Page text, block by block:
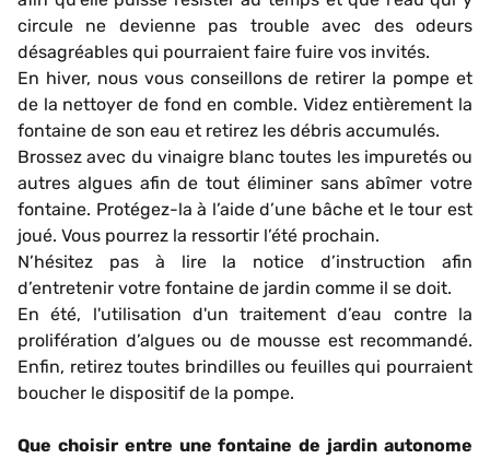
circule ne devienne pas trouble avec des odeurs
désagréables qui pourraient faire fuire vos invités.
En hiver, nous vous conseillons de retirer la pompe et
de la nettoyer de fond en comble. Videz entièrement la
fontaine de son eau et retirez les débris accumulés.
Brossez avec du vinaigre blanc toutes les impuretés ou
autres algues afin de tout éliminer sans abîmer votre
fontaine. Protégez-la à l’aide d’une bâche et le tour est
joué. Vous pourrez la ressortir l’été prochain.
N’hésitez pas à lire la notice d’instruction afin
d’entretenir votre fontaine de jardin comme il se doit.
En été, l'utilisation d'un traitement d’eau contre la
prolifération d’algues ou de mousse est recommandé.
Enfin, retirez toutes brindilles ou feuilles qui pourraient
boucher le dispositif de la pompe.
Que choisir entre une fontaine de jardin autonome